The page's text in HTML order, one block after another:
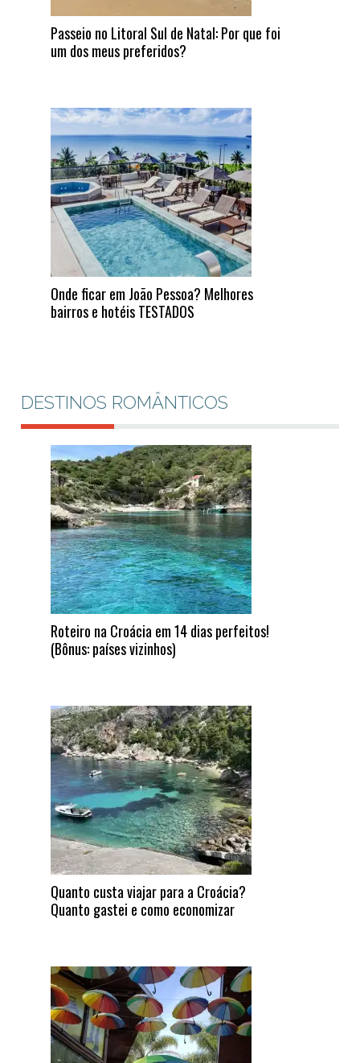
Passeio no Litoral Sul de Natal: Por que foi
um dos meus preferidos?
Onde ficar em João Pessoa? Melhores
bairros e hotéis TESTADOS
DESTINOS ROMÂNTICOS
Roteiro na Croácia em 14 dias perfeitos!
(Bônus: países vizinhos)
Quanto custa viajar para a Croácia?
Quanto gastei e como economizar